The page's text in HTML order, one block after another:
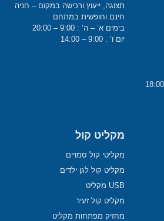
תצוגה, ייעוץ ורכישה במקום – חניה
חינם וחופשית במתחם
בימים א’ – ה’ : 9:00 – 20:00
יום ו’ : 9:00 – 14:00
מקליט קול
מקליטי קול סמויים
מקליט קול לגן ילדים
USB מקליט
מקליט קול זעיר
מחזיק מפתחות מקליט